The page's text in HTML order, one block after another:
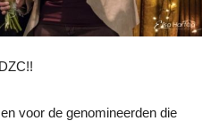
voor de genomineerden die